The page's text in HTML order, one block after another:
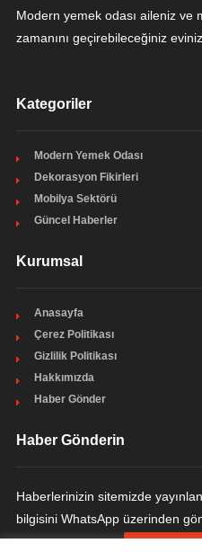
Modern yemek odası aileniz ve
zamanını geçirebileceğiniz
Kategoriler
Modern Yemek Odası
Dekorasyon Fikirleri
Mobilya Sektörü
Güncel Haberler
Kurumsal
Anasayfa
Çerez Politikası
Gizlilik Politikası
Hakkımızda
Haber Gönder
Haber Gönderin
Haberlerinizin sitemizde
bilgisini WhatsApp üzerinden